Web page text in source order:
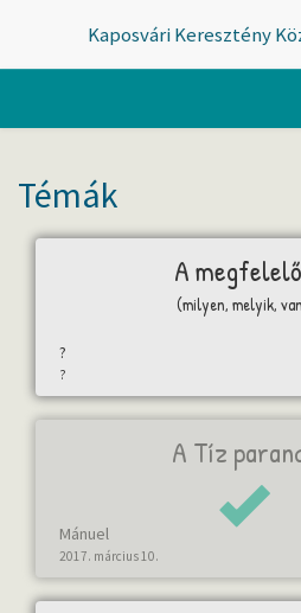
Kaposvári Keresztény
Témák
A
(milyen, melyik,
?
?
A Tíz
Mánuel
2017. március 10.